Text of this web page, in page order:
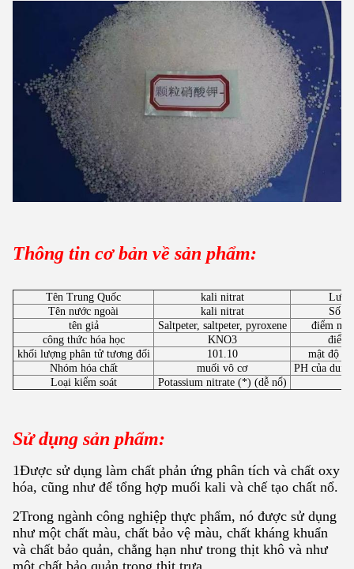
Thông tin cơ bản về sản phẩm:
Tên Trung Quốc kali nitrat
Lưu
Tên nước ngoài
kali nitrat
Số
tên giả
Saltpeter, saltpeter, pyroxene
điểm
công thức hóa học
KNO3
điểm
khối lượng phân tử tương đối
101.10
mật độ
Nhóm hóa chất
muối vô cơ
PH của
Loại kiểm soát
Potassium nitrate (*) (dễ nổ)
Sử dụng sản phẩm:
1Được sử dụng làm chất phản ứng phân tích và chất oxy
hóa, cũng như để tổng hợp muối kali và chế tạo chất nổ.
2Trong ngành công nghiệp thực phẩm, nó được sử dụng
như một chất màu, chất bảo vệ màu, chất kháng khuẩn
và chất bảo quản, chẳng hạn như trong thịt khô và như